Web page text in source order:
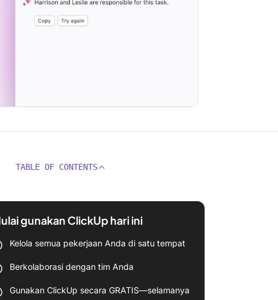
TABLE OF CONTENTS
gunakan ClickUp hari ini
Kelola semua pekerjaan Anda di satu tempat
Berkolaborasi dengan tim Anda
Gunakan ClickUp secara GRATIS—selamanya